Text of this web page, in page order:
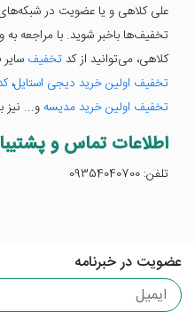
علی کلاهی و یا عضویت در
تخفیف‌ها با‌خبر شوید. با مراجعه
کلاهی، می‌توانید از کدتخفیف
تخفیف اولین خرید دیجی استایل،
تخفیف اولین خرید مدیسه و... نیز
اطلاعات تماس و
تلفن: 09354040700
عضویت در خبرنامه